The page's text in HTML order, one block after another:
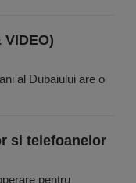
al Dubaiului are o
si telefoanelor
pentru